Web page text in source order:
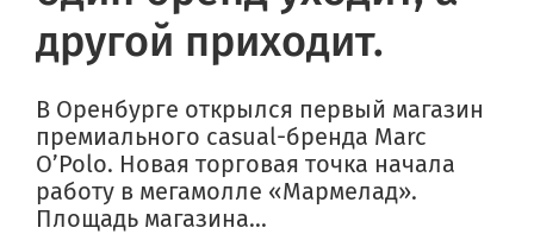
другой приходит.
В Оренбурге открылся первый магазин
премиального casual-бренда Marc
O’Polo. Новая торговая точка начала
работу в мегамолле «Мармелад».
Площадь магазина...